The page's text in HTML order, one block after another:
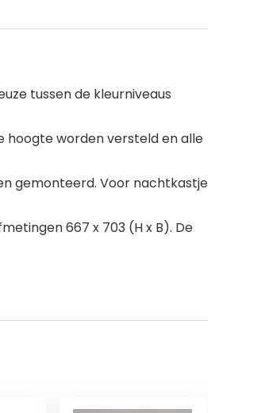
tussen de kleurniveaus
hoogte worden versteld en alle
gemonteerd. Voor nachtkastje
667 x 703 (H x B). De